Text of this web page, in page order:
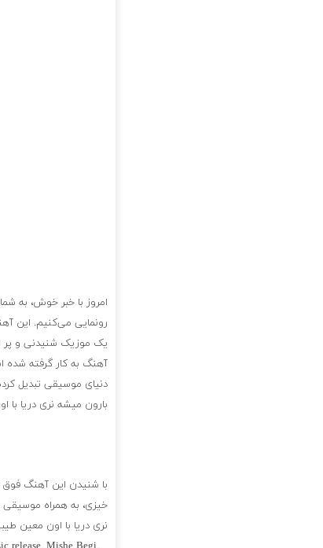
امروز با خبر خوش، به
رونمایی می‌کنیم. این
یک موزیک شنیدنی و پر
آهنگ به کار گرفته شده
دنیای موسیقی تبدیل
بارون میشه نری دریا با
با شنیدن این آهنگ
خیزی، به همراه موسیقی
نری دریا با اون معین